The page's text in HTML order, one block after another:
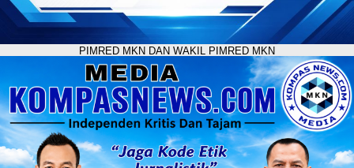
PIMRED MKN DAN WAKIL PIMRED MKN